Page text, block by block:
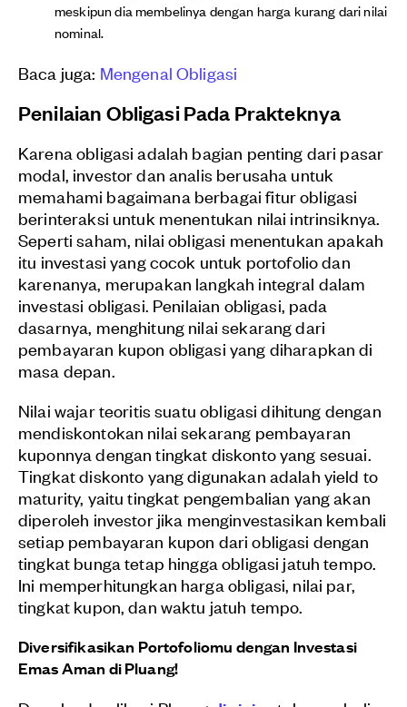
meskipun dia membelinya dengan harga kurang dari nilai
nominal.
Baca juga: Mengenal Obligasi
Penilaian Obligasi Pada Prakteknya
Karena obligasi adalah bagian penting dari pasar
modal, investor dan analis berusaha untuk
memahami bagaimana berbagai fitur obligasi
berinteraksi untuk menentukan nilai intrinsiknya.
Seperti saham, nilai obligasi menentukan apakah
itu investasi yang cocok untuk portofolio dan
karenanya, merupakan langkah integral dalam
investasi obligasi. Penilaian obligasi, pada
dasarnya, menghitung nilai sekarang dari
pembayaran kupon obligasi yang diharapkan di
masa depan.
Nilai wajar teoritis suatu obligasi dihitung dengan
mendiskontokan nilai sekarang pembayaran
kuponnya dengan tingkat diskonto yang sesuai.
Tingkat diskonto yang digunakan adalah yield to
maturity, yaitu tingkat pengembalian yang akan
diperoleh investor jika menginvestasikan kembali
setiap pembayaran kupon dari obligasi dengan
tingkat bunga tetap hingga obligasi jatuh tempo.
Ini memperhitungkan harga obligasi, nilai par,
tingkat kupon, dan waktu jatuh tempo.
Diversifikasikan Portofoliomu dengan Investasi
Emas Aman di Pluang!